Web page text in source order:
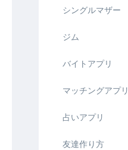
シングルマザー
ジム
バイトアプリ
マッチングアプリ
占いアプリ
友達作り方